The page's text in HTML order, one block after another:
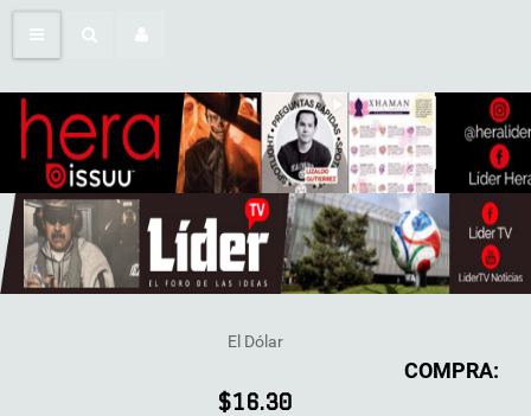
El Dólar
COMPRA:
$16.30